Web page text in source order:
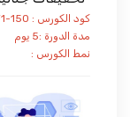
كود الكورس : PF1-150 ,
مدة الدورة :5 يوم
نمط الكورس :